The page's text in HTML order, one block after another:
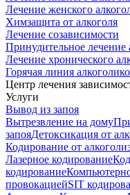
Лечение женского
Химзащита от алкоголя
Лечение созависимости
Принудительное лечение
Лечение хронического
Горячая линия
Центр лечения
Услуги
Вывод из запоя
Вытрезвление на дому
запояДетоксикация от
Кодирование от
Лазерное кодирование
кодирование
провокациейSIT